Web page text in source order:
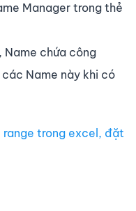
Manager trong thẻ
Name chứa công
Name này khi có
range trong excel, đặt